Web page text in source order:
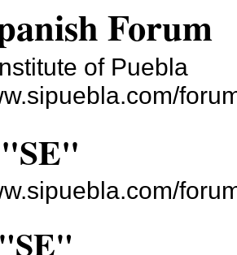
Forum
of Puebla